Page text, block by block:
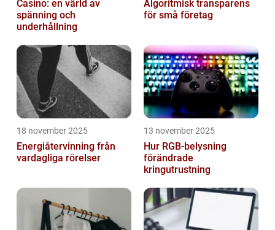
Casino: en värld av
spänning och
underhållning
Algoritmisk transparens
för små företag
18 november 2025
Energiåtervinning från
vardagliga rörelser
13 november 2025
Hur RGB-belysning
förändrade
kringutrustning